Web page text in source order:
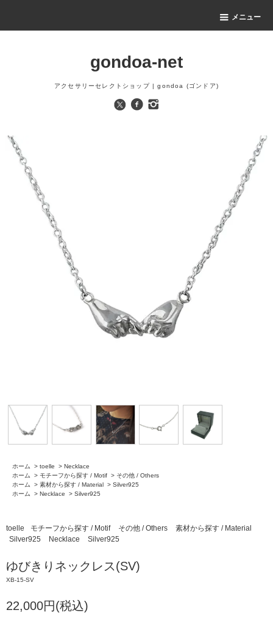
メニュー
gondoa-net
アクセサリーセレクトショップ | gondoa (ゴンドア)
ホーム > toelle > Necklace
ホーム
> モチーフから探す / Motif > その他 / Others
ホーム
> 素材から探す / Material > Silver925
ホーム
> Necklace > Silver925
toelle モチーフから探す / Motif その他 / Others
素材から探す / Material
Silver925
Necklace Silver925
ゆびきりネックレス(SV)
XB-15-SV
22,000円(税込)